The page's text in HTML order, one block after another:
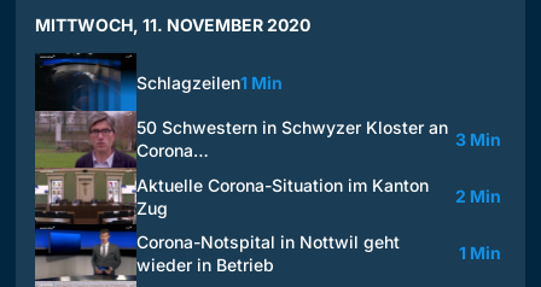
MITTWOCH, 11. NOVEMBER 2020
Schlagzeilen1 Min
50 Schwestern in Schwyzer Kloster an
Corona…
3 Min
Aktuelle Corona-Situation im Kanton
Zug
2 Min
Corona-Notspital in Nottwil geht
wieder in Betrieb
1 Min